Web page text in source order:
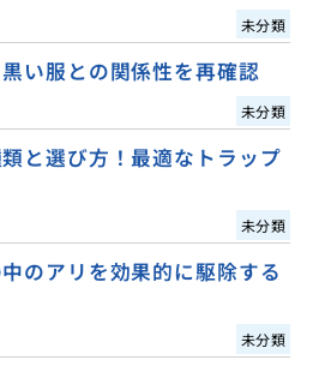
未分類
い服との関係性を再確認
未分類
と選び方！最適なトラップ
未分類
のアリを効果的に駆除する
未分類